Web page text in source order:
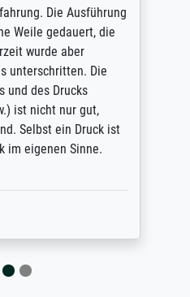
Die Ausführung
Weile gedauert, die
wurde aber
unterschritten. Die
des Drucks
ist nicht nur gut,
Selbst ein Druck ist
im eigenen Sinne.